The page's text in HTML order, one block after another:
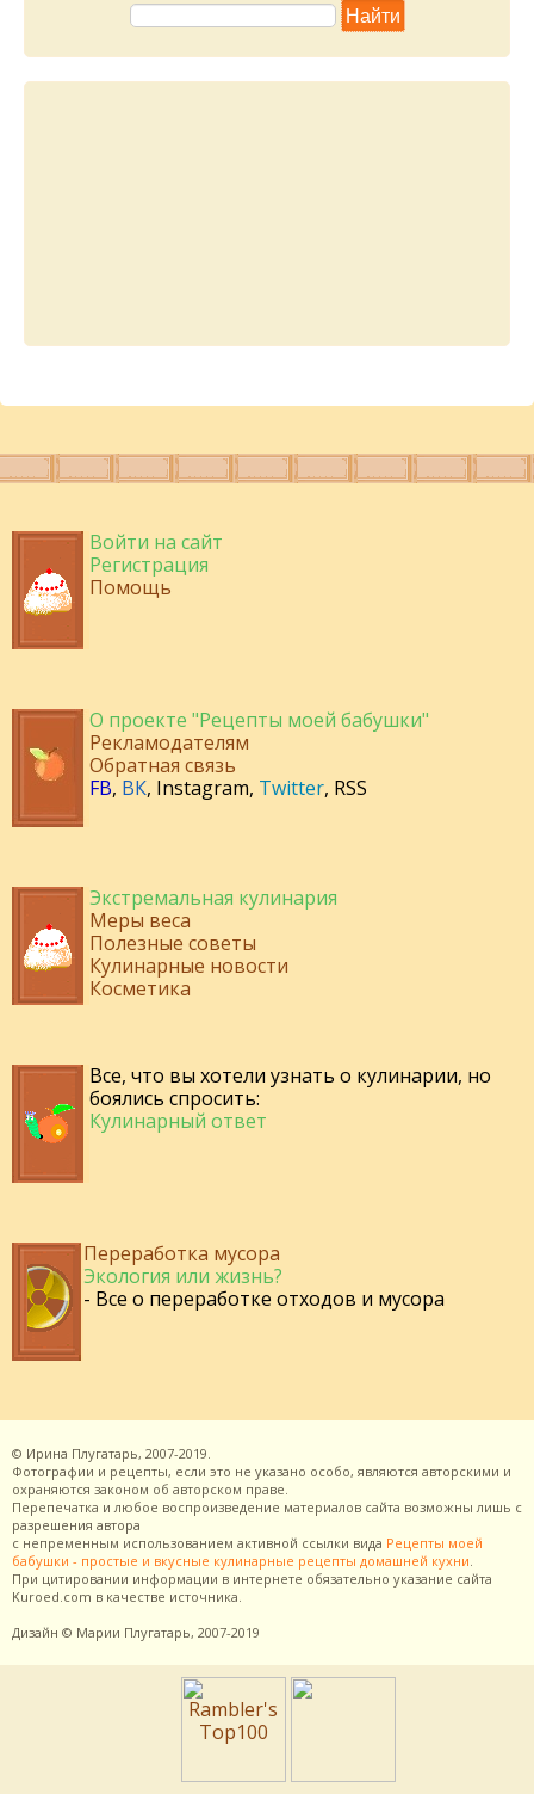
Войти на сайт
Регистрация
Помощь
О проекте "Рецепты моей бабушки"
Рекламодателям
Обратная связь
FB, ВК, Instagram, Twitter, RSS
Экстремальная кулинария
Меры веса
Полезные советы
Кулинарные новости
Косметика
Все, что вы хотели узнать о кулинарии, но
боялись спросить:
Кулинарный ответ
Переработка мусора
Экология или жизнь?
- Все о переработке отходов и мусора
© Ирина Плугатарь, 2007-2019.
Фотографии и рецепты, если это не указано особо, являются авторскими и
охраняются законом об авторском праве.
Перепечатка и любое воспроизведение материалов сайта возможны лишь с
разрешения автора
с непременным использованием активной ссылки вида Рецепты моей
бабушки - простые и вкусные кулинарные рецепты домашней кухни.
При цитировании информации в интернете обязательно указание сайта
Kuroed.com в качестве источника.
Дизайн © Марии Плугатарь, 2007-2019